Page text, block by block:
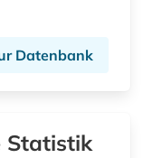
Datenbank
Statistik